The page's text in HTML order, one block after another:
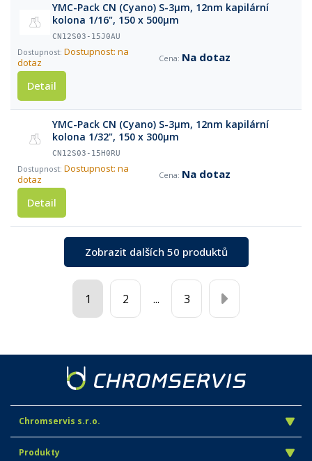
YMC-Pack CN (Cyano) S-3µm, 12nm kapilární
kolona 1/16", 150 x 500µm
CN12S03-15J0AU
Dostupnost: na
dotaz
Na dotaz
Detail
YMC-Pack CN (Cyano) S-3µm, 12nm kapilární
kolona 1/32", 150 x 300µm
CN12S03-15H0RU
Dostupnost: na
dotaz
Na dotaz
Detail
Zobrazit dalších 50 produktů
1 2 ... 3
Chromservis s.r.o.
Produkty